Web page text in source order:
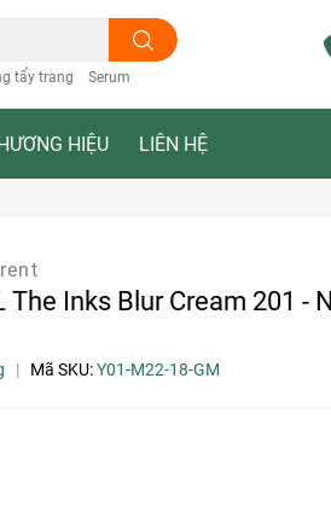
tẩy trang Serum
HIỆU LIÊN HỆ
The Inks Blur Cream 201 -
| Mã SKU:Y01-M22-18-GM